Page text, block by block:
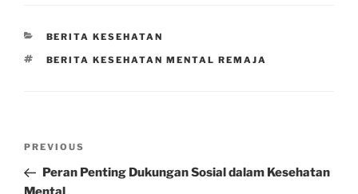
CATEGORIES
BERITA KESEHATAN
TAGS
BERITA KESEHATAN MENTAL REMAJA
Previous
Post
PREVIOUS
Peran Penting Dukungan Sosial dalam Kesehatan